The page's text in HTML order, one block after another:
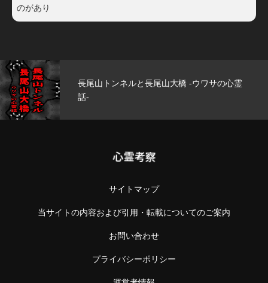
のがあり
長尾山トンネルと長尾山大橋 -ウワサの心霊
話-
心霊考察
サイトマップ
当サイトの内容および引用・転載についてのご案内
お問い合わせ
プライバシーポリシー